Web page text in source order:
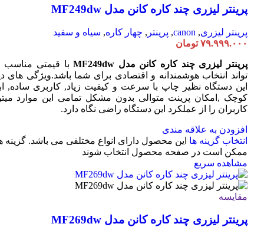
پرینتر لیزری چند کاره کانن مدل MF249dw
پرینتر لیزری,
canon
, پرینتر , چهار کاره, سیاه و سفید
۷۹.۹۹۹.۰۰۰ تومان
پرینتر لیزری چند کاره کانن مدل MF249dw
با قیمتی
تواند انتخاب هوشمندانه و اقتصادی برای شما باشد.ویژگی های
این دستگاه نظیر چاپ با سرعت و کیفیت زیاد, کاربری ساده,
کوچک ,امکان پرینت متوالی بدون مشکل تمامی این موارد
کاربران را از عملکرد این دستگاه راضی نگاه دارد.
افزودن به علاقه مندی
انتخاب گزینه ها این محصول دارای انواع مختلفی می باشد. گزینه
ممکن است در صفحه محصول انتخاب شوند
مشاهده سریع
مقایسه
پرینتر لیزری چند کاره کانن مدل MF269dw